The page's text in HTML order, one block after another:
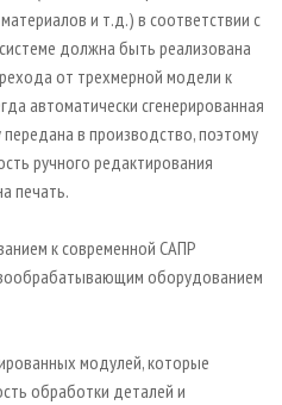
и т.д.) в соответствии с
должна быть реализована
от трехмерной модели к
автоматически сгенерированная
в производство, поэтому
ручного редактирования
печать.
к современной САПР
оборудованием
модулей, которые
обработки деталей и